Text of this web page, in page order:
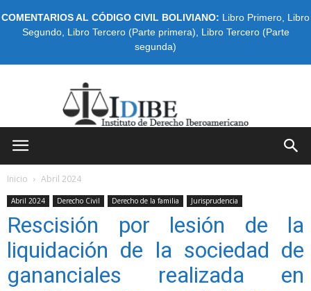
COMENTARIOS AL CÓDIGO CIVIL BOLIVIANO: Libro Primero Libro
Segundo, Libro Tercero (Parte primera)
Libro Tercero (Parte
segunda)
Inicio Abril 2024
Abril 2024 Derecho Civil Derecho de la familia Jurisprudencia
Rescisión por lesión de la
liquidación de la sociedad de
gananciales realizada en